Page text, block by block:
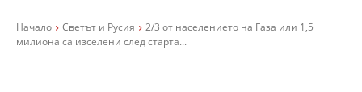
Начало Светът и Русия
2/3 от населението на Газа или 1,5
милиона са изселени след старта...